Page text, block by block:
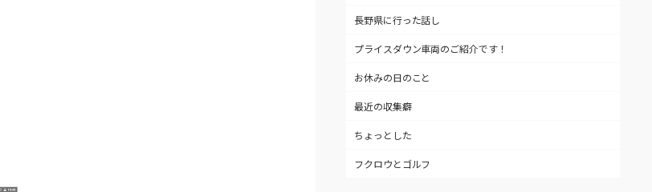
長野県に行った話し
プライスダウン車両のご紹介です！
お休みの日のこと
最近の収集癖
ちょっとした
フクロウとゴルフ